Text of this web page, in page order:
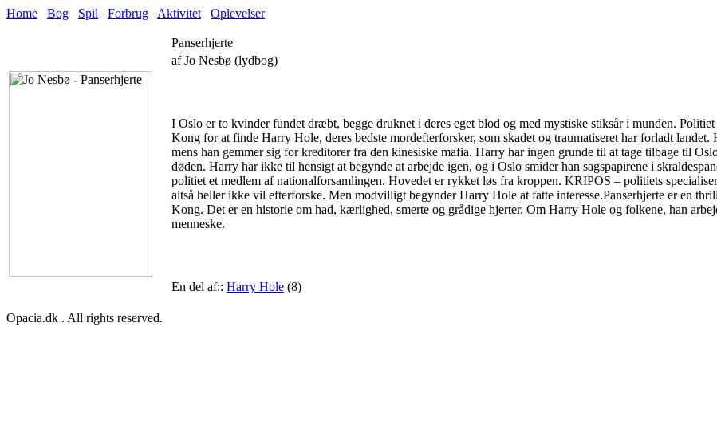
Home Bog Spil Forbrug Aktivitet Oplevelser
Panserhjerte
af Jo Nesbø (lydbog)
I Oslo er to kvinder fundet dræbt, begge druknet i deres eget blod og med mystiske stiksår i munden.
Kong for at finde Harry Hole, deres bedste mordefterforsker, som skadet og traumatiseret har forladt
mens han gemmer sig for kreditorer fra den kinesiske mafia. Harry har ingen grunde til at tage tilbage til
døden. Harry har ikke til hensigt at begynde at arbejde igen, og i Oslo smider han sagspapirene i
politiet et medlem af nationalforsamlingen. Hovedet er rykket løs fra kroppen. KRIPOS – politiets
altså heller ikke vil efterforske. Men modvilligt begynder Harry Hole at fatte interesse.Panserhjerte er en
Kong. Det er en historie om had, kærlighed, smerte og grådige hjerter. Om Harry Hole og folkene, han
menneske.
En del af:: Harry Hole (8)
Opacia.dk . All rights reserved.